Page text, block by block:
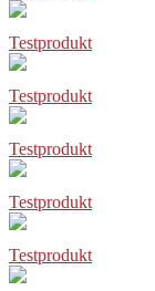
Testprodukt
Testprodukt
Testprodukt
Testprodukt
Testprodukt